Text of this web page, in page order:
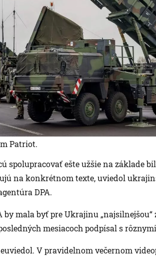
Patriot.
spolupracovať ešte užšie na základe
na konkrétnom texte, uviedol
DPA.
by mala byť pre Ukrajinu
mesiacoch podpísal s
V pravidelnom večernom